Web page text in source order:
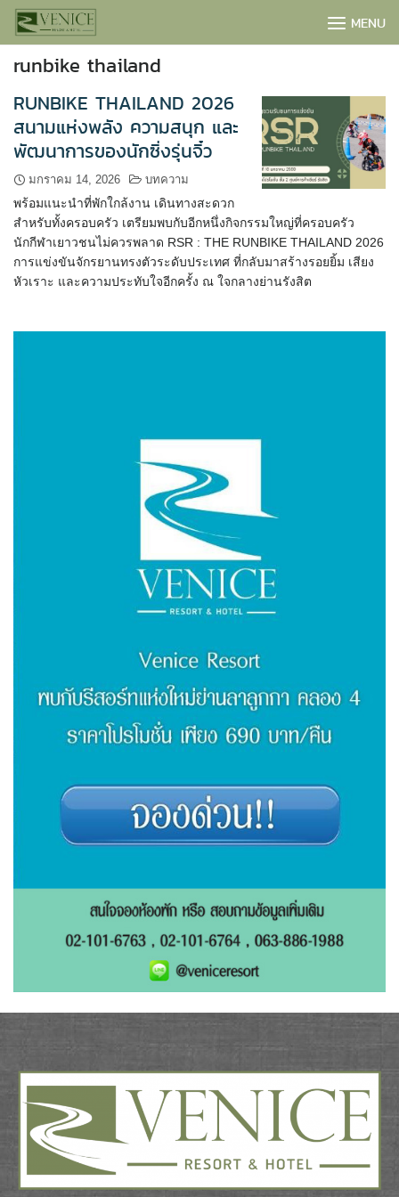
Skip
content
MENU
runbike thailand
RUNBIKE THAILAND 2026
สนามแห่งพลัง ความสนุก และ
พัฒนาการของนักซิ่งรุ่นจิ๋ว
มกราคม 14, 2026 บทความ
พร้อมแนะนำที่พักใกล้งาน เดินทางสะดวก
สำหรับทั้งครอบครัว เตรียมพบกับอีกหนึ่งกิจกรรมใหญ่ที่ครอบครัว
นักกีฬาเยาวชนไม่ควรพลาด RSR : THE RUNBIKE THAILAND 2026
การแข่งขันจักรยานทรงตัวระดับประเทศ ที่กลับมาสร้างรอยยิ้ม เสียง
หัวเราะ และความประทับใจอีกครั้ง ณ ใจกลางย่านรังสิต